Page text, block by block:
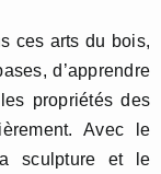
ces arts du bois,
d’apprendre
propriétés des
Avec le
sculpture et le